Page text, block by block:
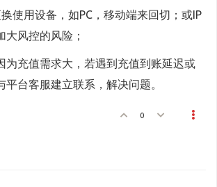
使用设备，如PC，移动端来回切；或IP
风控的风险；
为充值需求大，若遇到充值到账延迟或
平台客服建立联系，解决问题。
0